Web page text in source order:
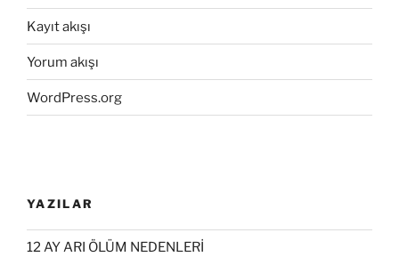
Kayıt akışı
Yorum akışı
WordPress.org
YAZILAR
12 AY ARI ÖLÜM NEDENLERİ